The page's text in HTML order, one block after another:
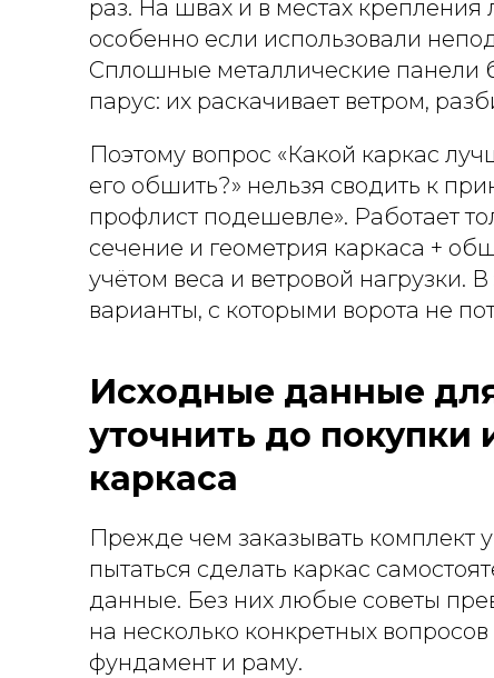
раз. На швах и в местах
особенно если использовали
Сплошные металлические панели
парус: их раскачивает ветром,
Поэтому вопрос «Какой каркас
его обшить?» нельзя сводить к
профлист подешевле». Работает
сечение и геометрия каркаса +
учётом веса и ветровой нагрузки.
варианты, с которыми ворота не
Исходные данные
уточнить до покупки
каркаса
Прежде чем заказывать комплект
пытаться сделать каркас
данные. Без них любые советы
на несколько конкретных
фундамент и раму.